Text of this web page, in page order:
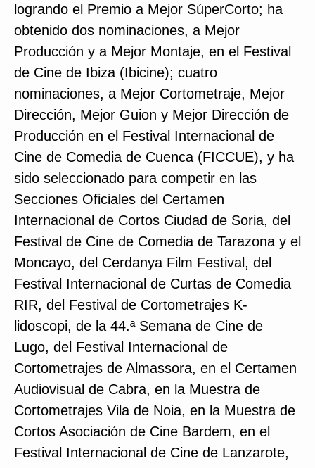
logrando el Premio a Mejor SúperCorto; ha
obtenido dos nominaciones, a Mejor
Producción y a Mejor Montaje, en el Festival
de Cine de Ibiza (Ibicine); cuatro
nominaciones, a Mejor Cortometraje, Mejor
Dirección, Mejor Guion y Mejor Dirección de
Producción en el Festival Internacional de
Cine de Comedia de Cuenca (FICCUE), y ha
sido seleccionado para competir en las
Secciones Oficiales del Certamen
Internacional de Cortos Ciudad de Soria, del
Festival de Cine de Comedia de Tarazona y el
Moncayo, del Cerdanya Film Festival, del
Festival Internacional de Curtas de Comedia
RIR, del Festival de Cortometrajes K-
lidoscopi, de la 44.ª Semana de Cine de
Lugo, del Festival Internacional de
Cortometrajes de Almassora, en el Certamen
Audiovisual de Cabra, en la Muestra de
Cortometrajes Vila de Noia, en la Muestra de
Cortos Asociación de Cine Bardem, en el
Festival Internacional de Cine de Lanzarote,